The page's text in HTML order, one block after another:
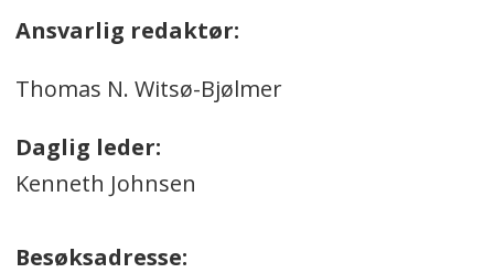
Ansvarlig redaktør:
Thomas N. Witsø-Bjølmer
Daglig leder:
Kenneth Johnsen
Besøksadresse: